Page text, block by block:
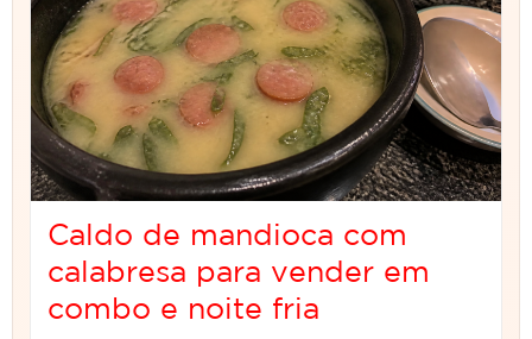
Caldo de mandioca com
calabresa para vender em
combo e noite fria